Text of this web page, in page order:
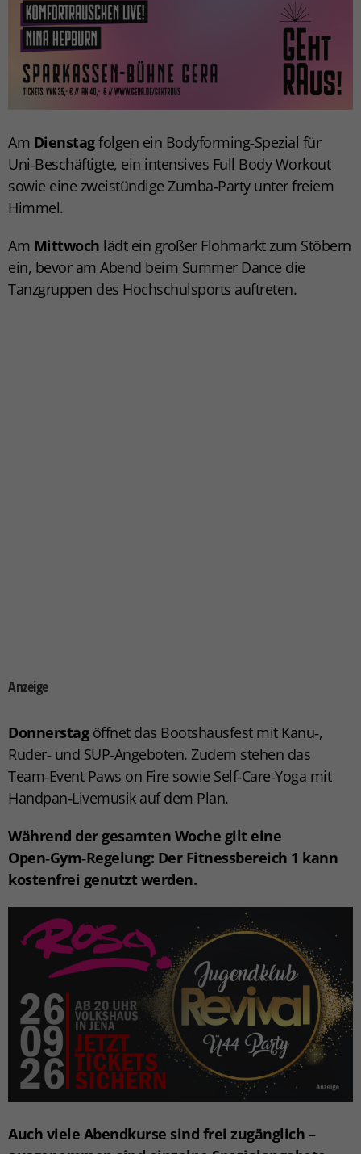
Am Dienstagfolgen ein Bodyforming‑Spezial für
Uni‑Beschäftigte, ein intensives Full Body Workout
sowie eine zweistündige Zumba‑Partyunter freiem
Himmel.
Am Mittwoch lädt ein großer Flohmarktzum Stöbern
ein, bevor am Abend beim Summer Dance die
Tanzgruppen des Hochschulsports auftreten.
Anzeige
Donnerstagöffnet das Bootshausfestmit Kanu‑,
Ruder‑ und SUP‑Angeboten. Zudem stehen das
Team‑Event Paws on Fire sowie Self‑Care‑Yoga mit
Handpan‑Livemusik auf dem Plan.
Während der gesamten Woche gilt eine
Open‑Gym‑Regelung: Der Fitnessbereich 1 kann
kostenfrei genutzt werden.
Auch viele Abendkurse sind frei zugänglich –